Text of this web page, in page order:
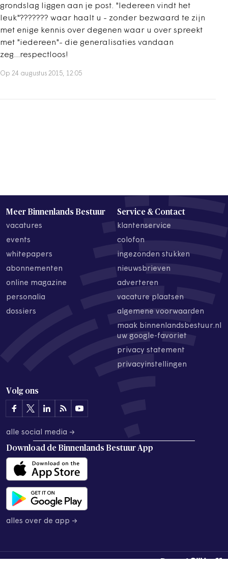
grondslag liggen aan je post. "Iedereen vindt het
leuk"??????? waar haalt u - zonder bezwaard te zijn
met enige kennis over degenen waar u over spreekt
met "iedereen"- die generalisaties vandaan
zeg...respectloos!
Op 24 augustus 2015, 12:05
Meer Binnenlands Bestuur
vacatures
events
whitepapers
abonnementen
online magazine
personalia
dossiers
Service & Contact
klantenservice
colofon
ingezonden stukken
nieuwsbrieven
adverteren
vacature plaatsen
algemene voorwaarden
maak binnenlandsbestuur.nl
uw google-favoriet
privacy statement
privacyinstellingen
Volg ons
alle social media →
Download de Binnenlands Bestuur App
alles over de app →